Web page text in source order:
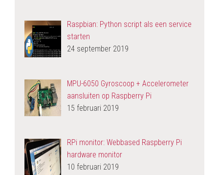
Raspbian: Python script als een service
starten
24 september 2019
MPU-6050 Gyroscoop + Accelerometer
aansluiten op Raspberry Pi
15 februari 2019
RPi monitor: Webbased Raspberry Pi
hardware monitor
10 februari 2019